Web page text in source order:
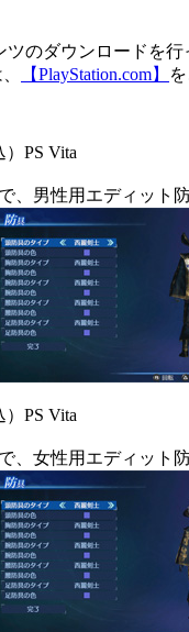
のダウンロードを行
【PlayStation.com】
PS Vita
、男性用エディット
PS Vita
、女性用エディット